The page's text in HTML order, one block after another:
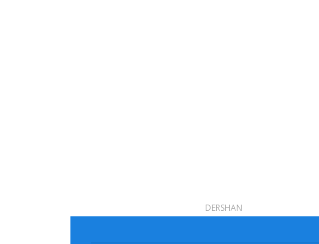
DERSHAN